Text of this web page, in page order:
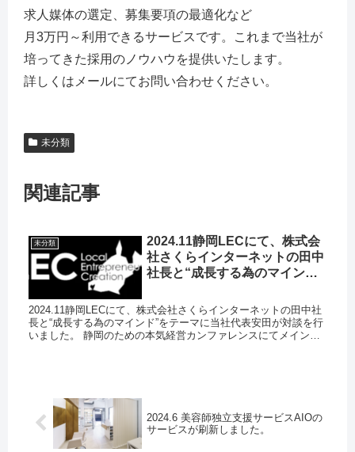
求人媒体の選定、募集要項の最適化など
月3万円～利用できるサービスです。これまで当社が
培ってきた採用のノウハウを提供いたします。
詳しくはメールにてお問い合わせください。
未分類
関連記事
未分類
2024.11静岡LECにて、株式会
社さくらインターネットの田中
社長と“成長する為のマイン
対談を行いました
2024.11静岡LECにて、株式会社さくらインターネットの田中社
長と“成長する為のマインド”をテーマに当社代表安田が対談を行
いました。 静岡のための本気経営カンファレンスにてメインコ
2024.6 美容師独立支援サービスAIOの
サービスが刷新しました。